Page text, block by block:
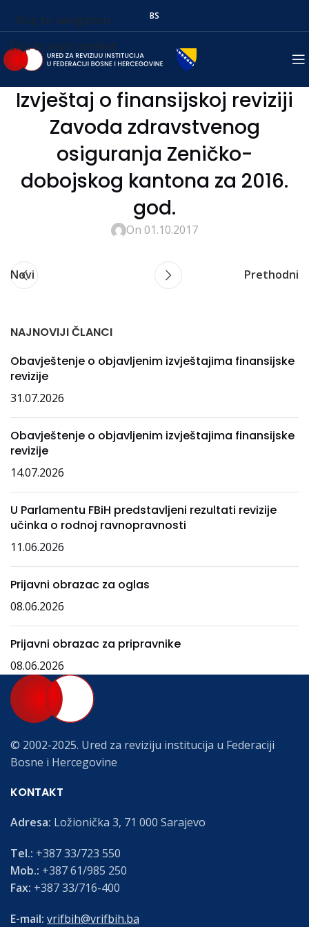
Skip to navigation
Skip to main content
BS
Izvještaj o finansijskoj reviziji
Zavoda zdravstvenog
osiguranja Zeničko-
dobojskog kantona za 2016.
god.
On 01.10.2017
Novi Prethodni
NAJNOVIJI ČLANCI
Obavještenje o objavljenim izvještajima finansijske
revizije
31.07.2026
Obavještenje o objavljenim izvještajima finansijske
revizije
14.07.2026
U Parlamentu FBiH predstavljeni rezultati revizije
učinka o rodnoj ravnopravnosti
11.06.2026
Prijavni obrazac za oglas
08.06.2026
Prijavni obrazac za pripravnike
08.06.2026
© 2002-2025. Ured za reviziju institucija u Federaciji
Bosne i Hercegovine
KONTAKT
Adresa: Ložionička 3, 71 000 Sarajevo
Tel.: +387 33/723 550
Mob.: +387 61/985 250
Fax: +387 33/716-400
E-mail: vrifbih@vrifbih.ba